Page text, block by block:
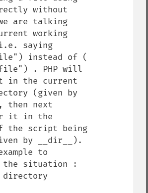
without
are talking
working
saying
instead of (
. PHP will
in the current
(given by
then next
it in the
the script being
by __dir__).
to
the situation :
directory